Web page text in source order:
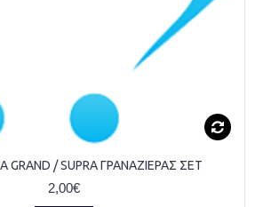
GRAND / SUPRA ΓΡΑΝΑΖΙΕΡΑΣ ΣΕΤ
2,00€